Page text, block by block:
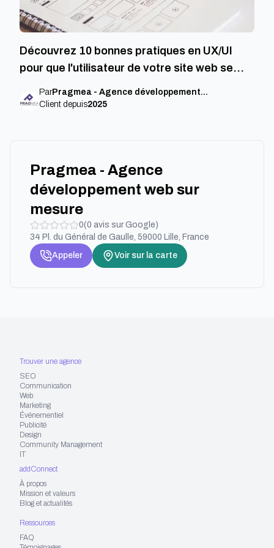
Découvrez 10 bonnes pratiques en UX/UI
pour que l'utilisateur de votre site web se
sente comme à la maison. ...
ParPragmea - Agence développement...
Client depuis2025
Pragmea - Agence
développement web sur
mesure
0(0 avis sur Google)
34 Pl. du Général de Gaulle, 59000 Lille, France
Appeler
Voir sur la carte
Trouver une agence
SEO
Communication
Web
Marketing
Événementiel
Publicité
Design
Community Management
IT
addConnect
À propos
Mission et valeurs
Blog et actualités
Ressources
FAQ